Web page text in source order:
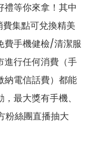
禮等你來拿！其中
集點可兌換精美
費手機健檢/清潔服
進行任何消費（手
納電信話費）都能
最大獎有手機、
粉絲團直播抽大